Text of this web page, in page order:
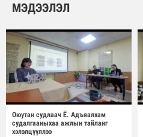
МЭДЭЭЛЭЛ
Оюутан судлаач Ё. Адъяалхам
судалгааныхаа ажлын тайланг
хэлэлцүүллээ